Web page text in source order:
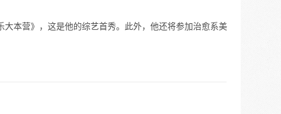
本营》，这是他的综艺首秀。此外，他还将参加治愈系美